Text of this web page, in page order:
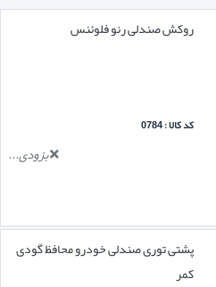
روکش صندلی رنو فلوئنس
کد کالا : 0784
بزودی...
پشتی توری صندلی خودرو محافظ گودی
کمر